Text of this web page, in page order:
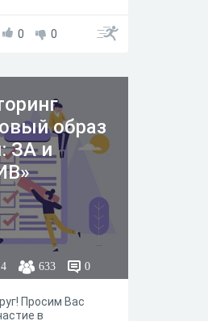
А это - путь к
0 0
образ
ЗА и
633 0
Просим Вас
в